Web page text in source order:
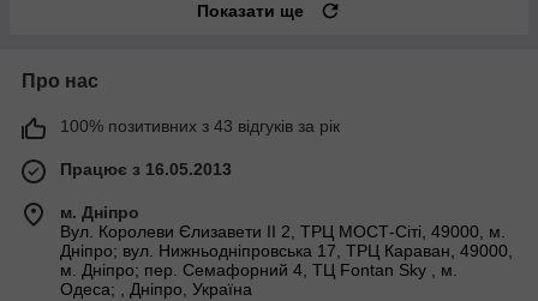
Показати ще
Про нас
100% позитивних з 43 відгуків за рік
Працює з 16.05.2013
м. Дніпро
Вул. Королеви Єлизавети ІІ 2, ТРЦ МОСТ-Сіті, 49000, м.
Дніпро; вул. Нижньодніпровська 17, ТРЦ Караван, 49000,
м. Дніпро; пер. Семафорний 4, ТЦ Fontan Sky , м.
Одеса; , Дніпро, Україна